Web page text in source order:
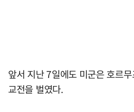
앞서 지난 7일에도 미군은 호르
교전을 벌였다.